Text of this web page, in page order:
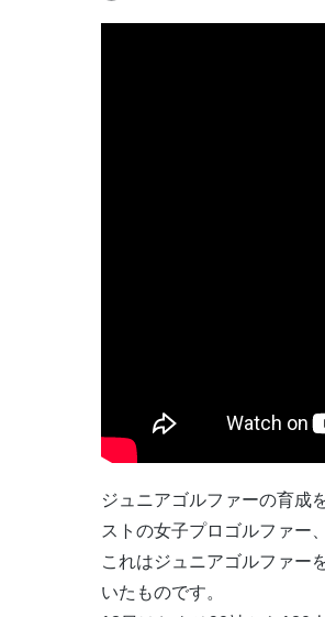
ジュニアゴルファーの育成
ストの女子プロゴルファー
これはジュニアゴルファー
いたものです。